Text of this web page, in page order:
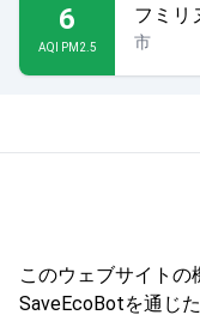
6
AQI PM2.5
フミリ
市
このウェブサイトの
SaveEcoBotを通じ